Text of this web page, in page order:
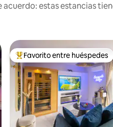
acuerdo: estas estancias
De los mejores en Favorito
Favorito entre huéspedes